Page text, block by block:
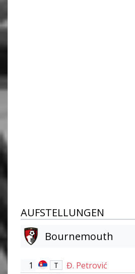
AUFSTELLUNGEN
Bournemouth
1 T Đ. Petrović